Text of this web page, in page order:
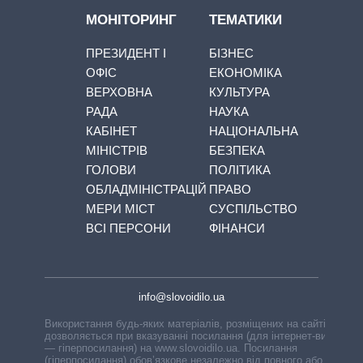
МОНІТОРИНГ
ПРЕЗИДЕНТ І
ОФІС
ВЕРХОВНА
РАДА
КАБІНЕТ
МІНІСТРІВ
ГОЛОВИ
ОБЛАДМІНІСТРАЦІЙ
МЕРИ МІСТ
ВСІ ПЕРСОНИ
ТЕМАТИКИ
БІЗНЕС
ЕКОНОМІКА
КУЛЬТУРА
НАУКА
НАЦІОНАЛЬНА
БЕЗПЕКА
ПОЛІТИКА
ПРАВО
СУСПІЛЬСТВО
ФІНАНСИ
info@slovoidilo.ua
Використання будь-яких матеріалів, розміщених на сайті,
дозволяється при вказуванні посилання (для інтернет-видань
— гіперпосилання) на www.slovoidilo.ua. Посилання
(гіперпосилання) обов’язкове незалежно від повного або